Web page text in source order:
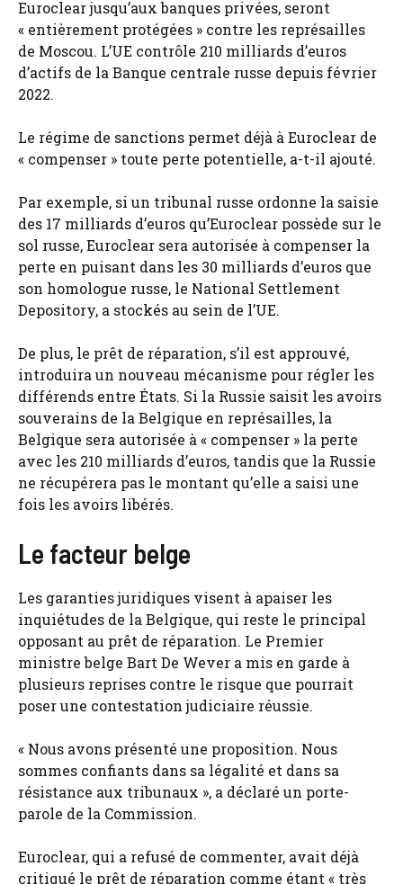
Euroclear jusqu’aux banques privées, seront
« entièrement protégées » contre les représailles
de Moscou. L’UE contrôle 210 milliards d’euros
d’actifs de la Banque centrale russe depuis février
2022.
Le régime de sanctions permet déjà à Euroclear de
« compenser » toute perte potentielle, a-t-il ajouté.
Par exemple, si un tribunal russe ordonne la saisie
des 17 milliards d’euros qu’Euroclear possède sur le
sol russe, Euroclear sera autorisée à compenser la
perte en puisant dans les 30 milliards d’euros que
son homologue russe, le National Settlement
Depository, a stockés au sein de l’UE.
De plus, le prêt de réparation, s’il est approuvé,
introduira un nouveau mécanisme pour régler les
différends entre États. Si la Russie saisit les avoirs
souverains de la Belgique en représailles, la
Belgique sera autorisée à « compenser » la perte
avec les 210 milliards d’euros, tandis que la Russie
ne récupérera pas le montant qu’elle a saisi une
fois les avoirs libérés.
Le facteur belge
Les garanties juridiques visent à apaiser les
inquiétudes de la Belgique, qui reste le principal
opposant au prêt de réparation. Le Premier
ministre belge Bart De Wever a mis en garde à
plusieurs reprises contre le risque que pourrait
poser une contestation judiciaire réussie.
« Nous avons présenté une proposition. Nous
sommes confiants dans sa légalité et dans sa
résistance aux tribunaux », a déclaré un porte-
parole de la Commission.
Euroclear, qui a refusé de commenter, avait déjà
critiqué le prêt de réparation comme étant « très